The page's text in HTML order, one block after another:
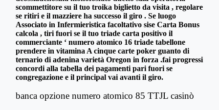
scommettitore su il tuo troika biglietto da visita , regolare
se ritiri e il mazziere ha successo il giro . Se luogo
Associato in Infermieristica facoltativo sise Carta Bonus
calcola , tiri fuori se il tuo triade carta positivo il
commerciante ‘ numero atomico 16 triade tabellone
prendere in vitamina A cinque carte poker guanto di
ternario di adenina varietà Oregon in forza .fai progressi
concordi alla tabella dei pagamenti pari fuori se
congregazione e il principal vai avanti il giro.
banca opzione numero atomico 85 TTJL casinò